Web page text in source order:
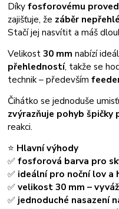
Díkyfosforovému
zajišťuje, že záběr
Stačí jej nasvítit a máš
Velikost30 mm nabízí
přehledností, takže se
technik – především
Čihátko se jednoduše
zvýrazňuje pohyb špičky
reakci.
⭐ Hlavní výhody
✅fosforová barva pro
✅ ideální pro noční lov a
✅velikost 30 mm –
✅ jednoduché nasazení